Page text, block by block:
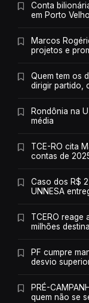
Conta
em Porto Velho
Marcos
projetos e
Quem tem os
dirigir partido,
Rondônia na
média
TCE-RO cita
contas de
Caso dos R$
UNNESA
TCERO reage
milhões
PF cumpre
desvio
PRÉ-
quem não se